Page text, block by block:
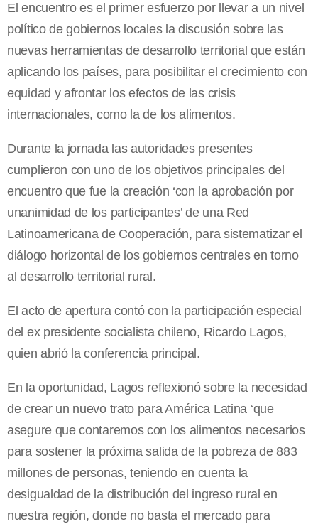
El encuentro es el primer esfuerzo por llevar a un nivel
político de gobiernos locales la discusión sobre las
nuevas herramientas de desarrollo territorial que están
aplicando los países, para posibilitar el crecimiento con
equidad y afrontar los efectos de las crisis
internacionales, como la de los alimentos.
Durante la jornada las autoridades presentes
cumplieron con uno de los objetivos principales del
encuentro que fue la creación ‘con la aprobación por
unanimidad de los participantes’ de una Red
Latinoamericana de Cooperación, para sistematizar el
diálogo horizontal de los gobiernos centrales en torno
al desarrollo territorial rural.
El acto de apertura contó con la participación especial
del ex presidente socialista chileno, Ricardo Lagos,
quien abrió la conferencia principal.
En la oportunidad, Lagos reflexionó sobre la necesidad
de crear un nuevo trato para América Latina ‘que
asegure que contaremos con los alimentos necesarios
para sostener la próxima salida de la pobreza de 883
millones de personas, teniendo en cuenta la
desigualdad de la distribución del ingreso rural en
nuestra región, donde no basta el mercado para